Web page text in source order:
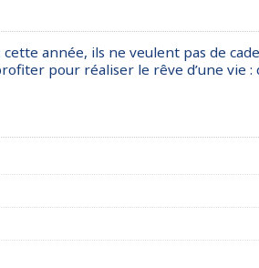
année, ils ne veulent pas de
pour réaliser le rêve d’une vie